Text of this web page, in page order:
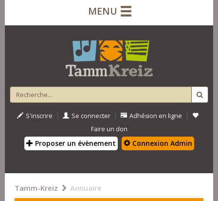
MENU
S'inscrire | Se connecter | Adhésion en ligne |
Faire un don
Proposer un évènement Connexion Admin
Tamm-Kreiz Annuaire